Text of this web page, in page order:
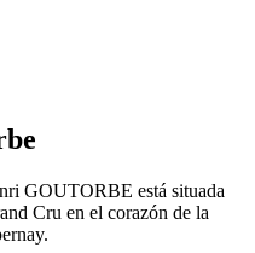
GOUTORBE está situada
Cru en el corazón de la